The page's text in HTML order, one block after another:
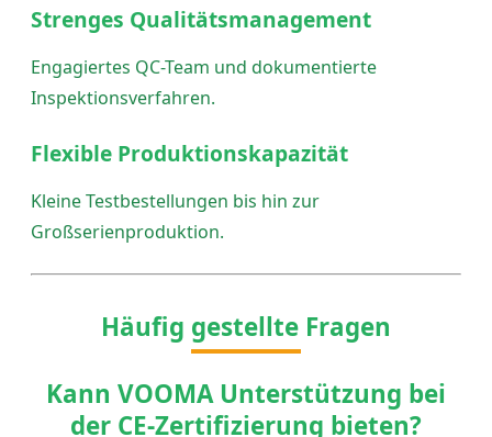
Strenges Qualitätsmanagement
Engagiertes QC-Team und dokumentierte
Inspektionsverfahren.
Flexible Produktionskapazität
Kleine Testbestellungen bis hin zur
Großserienproduktion.
Häufig gestellte Fragen
Kann VOOMA Unterstützung bei
der CE-Zertifizierung bieten?